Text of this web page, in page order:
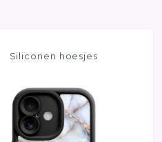
Siliconen hoesjes